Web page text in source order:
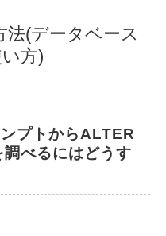
法(データベース
方)
プトからALTER
べるにはどうす